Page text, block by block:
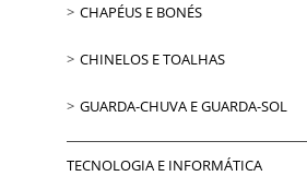
CHAPÉUS E BONÉS
CHINELOS E TOALHAS
GUARDA-CHUVA E GUARDA-SOL
TECNOLOGIA E INFORMÁTICA